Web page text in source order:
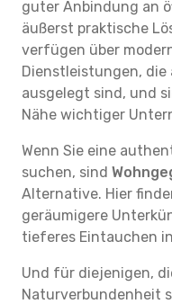
guter Anbindung an
äußerst praktische
verfügen über
Dienstleistungen,
ausgelegt sind, und
Nähe wichtiger
Wenn Sie eine
suchen, sind
Alternative. Hier
geräumigere
tieferes Eintauchen
Und für diejenigen,
Naturverbundenheit